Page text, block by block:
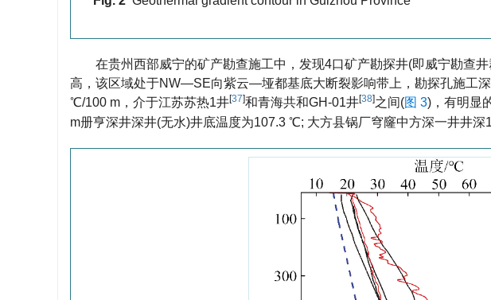
在贵州西部威宁的矿产勘查施工中，发现4口矿产勘探井(即威宁勘查
高，该区域处于NW—SE向紫云—垭都基底大断裂影响带上，勘探孔施工
℃/100 m，介于江苏苏热1井[37]和青海共和GH-01井[38]之间(图 3)，有明显
m册亨深井深井(无水)井底温度为107.3 ℃; 大方县锅厂穹窿中方深一井井深